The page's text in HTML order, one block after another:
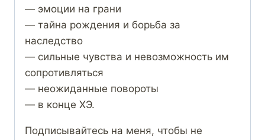
— эмоции на грани
— тайна рождения и борьба за
наследство
— сильные чувства и невозможность им
сопротивляться
— неожиданные повороты
— в конце ХЭ.
Подписывайтесь на меня, чтобы не